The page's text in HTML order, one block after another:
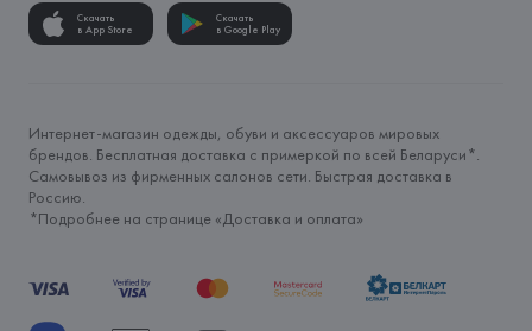
Скачать
в App Store
Скачать
в Google Play
Интернет-магазин одежды, обуви и аксессуаров мировых
брендов. Бесплатная доставка с примеркой по всей Беларуси*.
Самовывоз из фирменных салонов сети. Быстрая доставка в
Россию.
*Подробнее на странице «Доставка и оплата»